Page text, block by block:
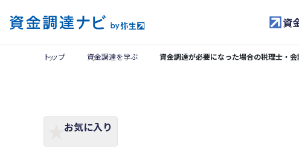
資
トップ 資金調達を学ぶ 資金調達が必要になった場合の税理士・会
お気に入り